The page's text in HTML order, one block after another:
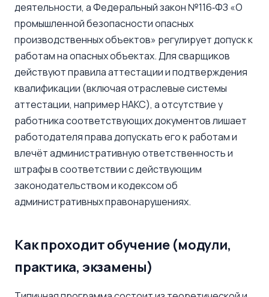
деятельности, а Федеральный закон №116‑ФЗ «О
промышленной безопасности опасных
производственных объектов» регулирует допуск к
работам на опасных объектах. Для сварщиков
действуют правила аттестации и подтверждения
квалификации (включая отраслевые системы
аттестации, например НАКС), а отсутствие у
работника соответствующих документов лишает
работодателя права допускать его к работам и
влечёт административную ответственность и
штрафы в соответствии с действующим
законодательством и кодексом об
административных правонарушениях.
Как проходит обучение (модули,
практика, экзамены)